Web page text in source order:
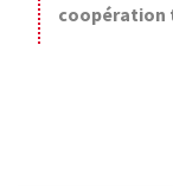
coopération